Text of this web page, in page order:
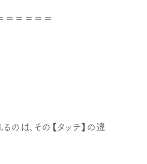
＝＝＝＝＝
のは、その【タッチ】の違